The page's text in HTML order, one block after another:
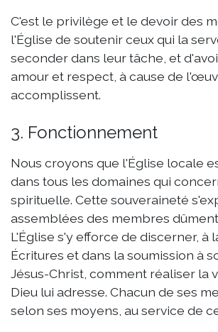
C'est le privilège et le devoir des
l'Église de soutenir ceux qui la
seconder dans leur tâche, et
amour et respect, à cause de
accomplissent.
3. Fonctionnement
Nous croyons que l'Église locale
dans tous les domaines qui
spirituelle. Cette souveraineté
assemblées des membres
L'Église s'y efforce de discerner, à
Écritures et dans la soumission à
Jésus-Christ, comment réaliser la
Dieu lui adresse. Chacun de ses
selon ses moyens, au service de